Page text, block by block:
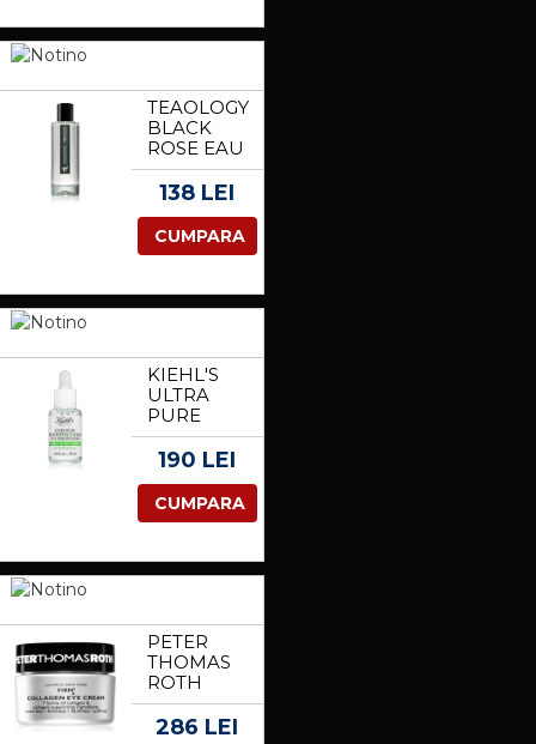
TEAOLOGY
BLACK
ROSE EAU
DE
TOILETTE
TOILETTE
CU
DE
TRANDAFIRI
100 ML
138 LEI
CUMPARA
KIEHL'S
ULTRA
PURE
HIGH-
POTENCY
5.0%
NIACINAMIDE
CONCENTRAT
PENTRU
190 LEI
CUMPARA
PETER
THOMAS
ROTH
FIRMX
COLLAGEN
286 LEI